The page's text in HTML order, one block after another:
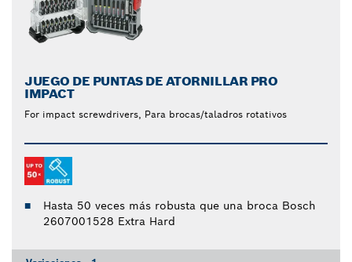
JUEGO DE PUNTAS DE ATORNILLAR PRO
IMPACT
For impact screwdrivers, Para brocas/taladros rotativos
Hasta 50 veces más robusta que una broca Bosch
2607001528 Extra Hard